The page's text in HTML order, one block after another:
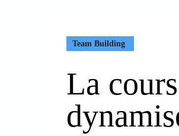
Team Building
La